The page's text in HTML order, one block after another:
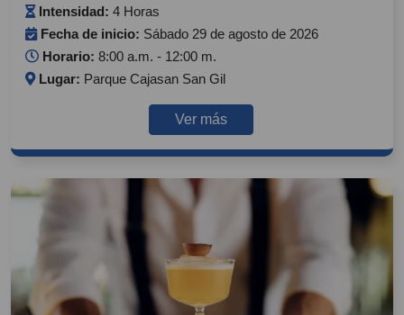
Intensidad: 4 Horas
Fecha de inicio: Sábado 29 de agosto de 2026
Horario: 8:00 a.m. - 12:00 m.
Lugar: Parque Cajasan San Gil
Ver más